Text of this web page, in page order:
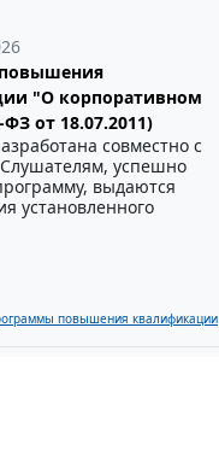
"О корпоративном
от 18.07.2011)
совместно с
успешно
выдаются
установленного
повышения квалификации